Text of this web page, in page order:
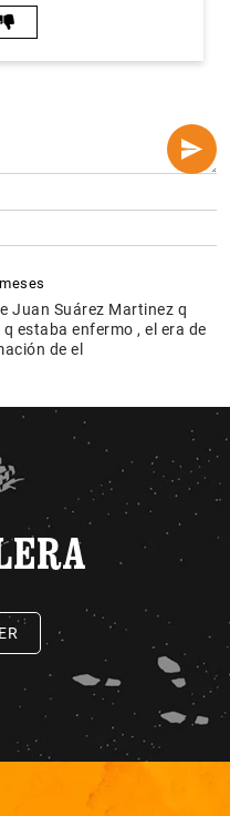
Juan Suárez Martinez q
estaba enfermo , el era de
de el